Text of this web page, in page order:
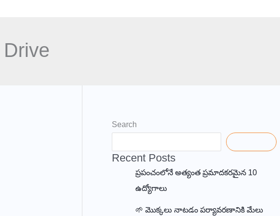
Search
Recent Posts
ప్రపంచంలోనే అత్యంత ప్రమాదకరమైన 10
ఉద్యోగాలు
🌱 మొక్కలు నాటడం పర్యావరణానికి మేలు